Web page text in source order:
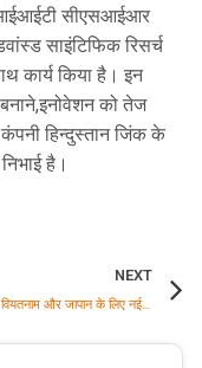
आईआईटी सीएसआईआर
साइंटिफिक रिसर्च
कार्य किया है। इन
को तेज
हिन्दुस्तान जिंक के
है।
NEXT
एयर इंडिया ने वियतनाम और जापान के लिए नई उड़ानों के साथ एशिया में अपनी उपस्थिति का विस्तार किया